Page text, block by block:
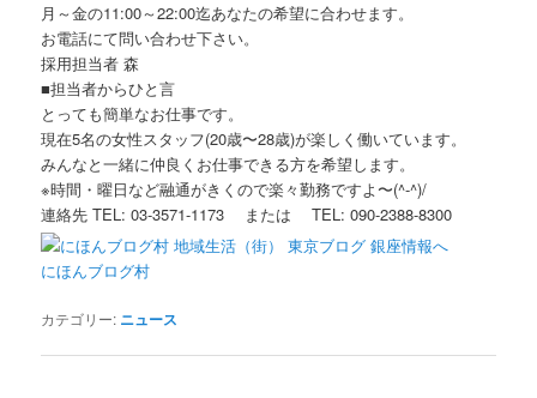
月～金の11:00～22:00迄あなたの希望に合わせます。
お電話にて問い合わせ下さい。
採用担当者 森
■担当者からひと言
とっても簡単なお仕事です。
現在5名の女性スタッフ(20歳〜28歳)が楽しく働いています。
みんなと一緒に仲良くお仕事できる方を希望します。
※時間・曜日など融通がきくので楽々勤務ですよ〜(^-^)/
連絡先 TEL: 03-3571-1173 または TEL: 090-2388-8300
にほんブログ村
カテゴリー: ニュース